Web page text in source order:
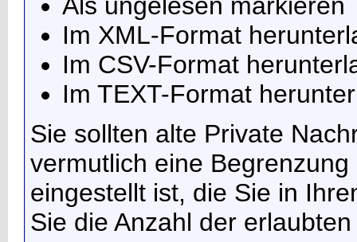
Im XML-Format
Im CSV-Format
Im TEXT-Format
Sie sollten alte Private
vermutlich eine
eingestellt ist, die Sie in
Sie die Anzahl der